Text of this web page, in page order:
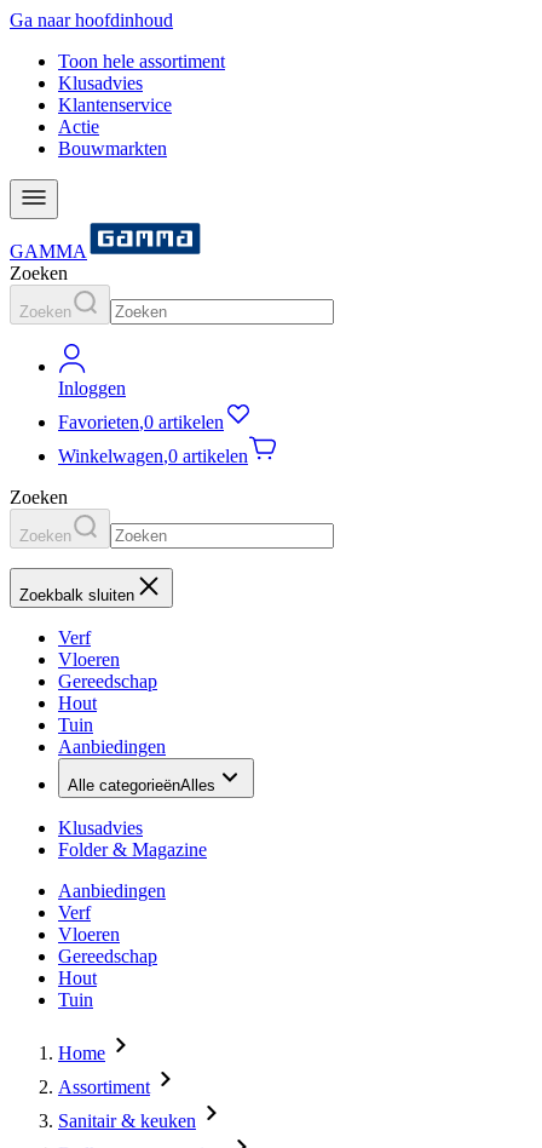
Ga naar hoofdinhoud
Toon hele assortiment
Klusadvies
Klantenservice
Actie
Bouwmarkten
GAMMA
Zoeken
Zoeken
Inloggen
Favorieten,0 artikelen
Winkelwagen,0 artikelen
Zoeken
Zoeken
Zoekbalk sluiten
Verf
Vloeren
Gereedschap
Hout
Tuin
Aanbiedingen
Alle categorieënAlles
Klusadvies
Folder & Magazine
Aanbiedingen
Verf
Vloeren
Gereedschap
Hout
Tuin
Home
Assortiment
Sanitair & keuken